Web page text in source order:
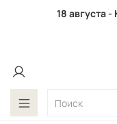
18 августа